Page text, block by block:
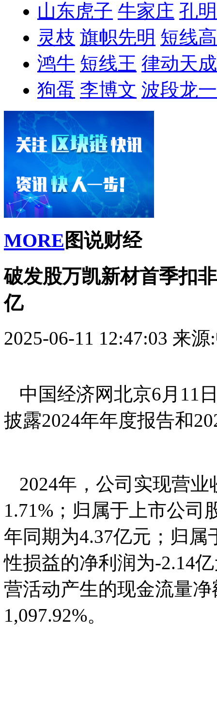
山东虎子 牛家庄 孔
灵枝 旗帜先明 短线
鸿牛 短线王 律动天成
狗蛋 李博文 波段龙一
MORE 图说财经
破发股万凯新材首季扣
亿
2025-06-11 12:47:03 来源
中国经济网北京6月11
披露2024年年度报告和
2024年，公司实现营
1.71%；归属于上市公司
年同期为4.37亿元；归
性损益的净利润为-2.14
营活动产生的现金流量
1,097.92%。